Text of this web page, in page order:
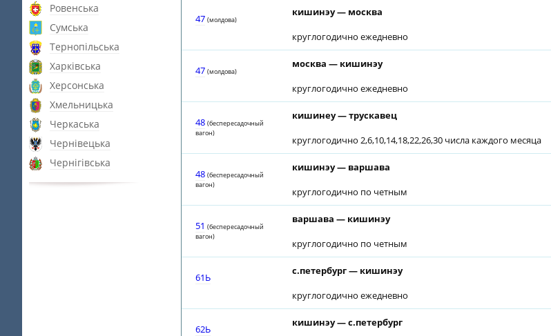
Ровенська
Сумська
Тернопільська
Харківська
Херсонська
Хмельницька
Черкаська
Чернівецька
Чернігівська
47 (молдова)
кишинэу — москва
круглогодично ежедневно
47 (молдова)
москва — кишинэу
круглогодично ежедневно
48 (беспересадочный
вагон)
кишинеу — трускавец
круглогодично 2,6,10,14,18,22,26,30 числа каждого месяца
48 (беспересадочный
вагон)
кишинэу — варшава
круглогодично по четным
51 (беспересадочный
вагон)
варшава — кишинэу
круглогодично по четным
61Ь
с.петербург — кишинэу
круглогодично ежедневно
62Ь
кишинэу — с.петербург